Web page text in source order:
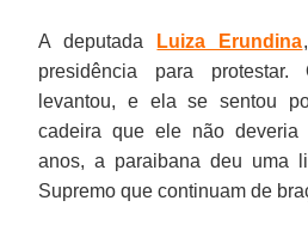
A deputada Luiza Erundina
presidência para protestar.
levantou, e ela se sentou
cadeira que ele não deveria
anos, a paraibana deu uma
Supremo que continuam de